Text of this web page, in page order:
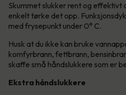
Skummet slukker rent og effektivt
enkelt tørke det opp.
med frysepunkt under 0° C.
Husk at du ikke kan bruke
komfyrbrann, fettbrann,
skaffe små håndslukkere som er
Ekstra håndslukkere